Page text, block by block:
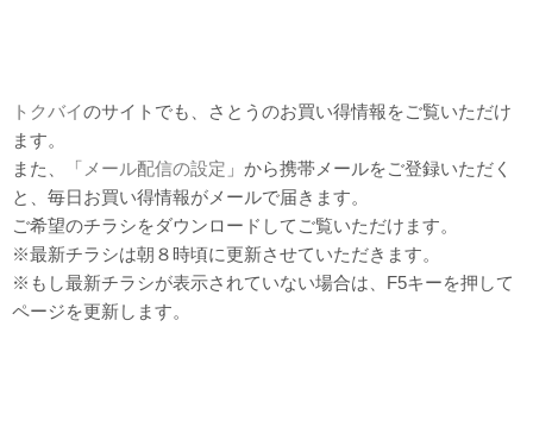
トクバイのサイトでも、さとうのお買い得情報をご覧いただけ
ます。
また、「メール配信の設定 」から携帯メールをご登録いただく
と、毎日お買い得情報がメールで届きます。
ご希望のチラシをダウンロードしてご覧いただけます。
※最新チラシは朝８時頃に更新させていただきます。
※もし最新チラシが表示されていない場合は、F5キーを押して
ページを更新します。